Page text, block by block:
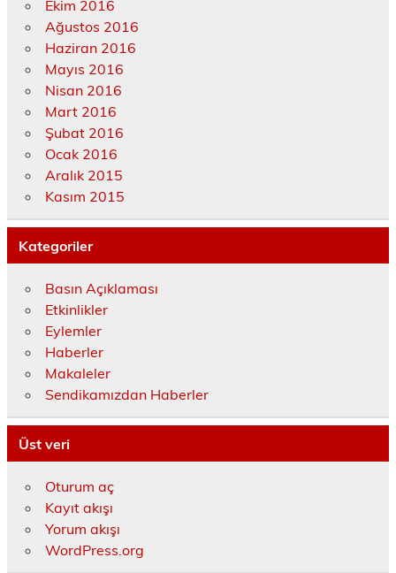
Ekim 2016
Ağustos 2016
Haziran 2016
Mayıs 2016
Nisan 2016
Mart 2016
Şubat 2016
Ocak 2016
Aralık 2015
Kasım 2015
Kategoriler
Basın Açıklaması
Etkinlikler
Eylemler
Haberler
Makaleler
Sendikamızdan Haberler
Üst veri
Oturum aç
Kayıt akışı
Yorum akışı
WordPress.org